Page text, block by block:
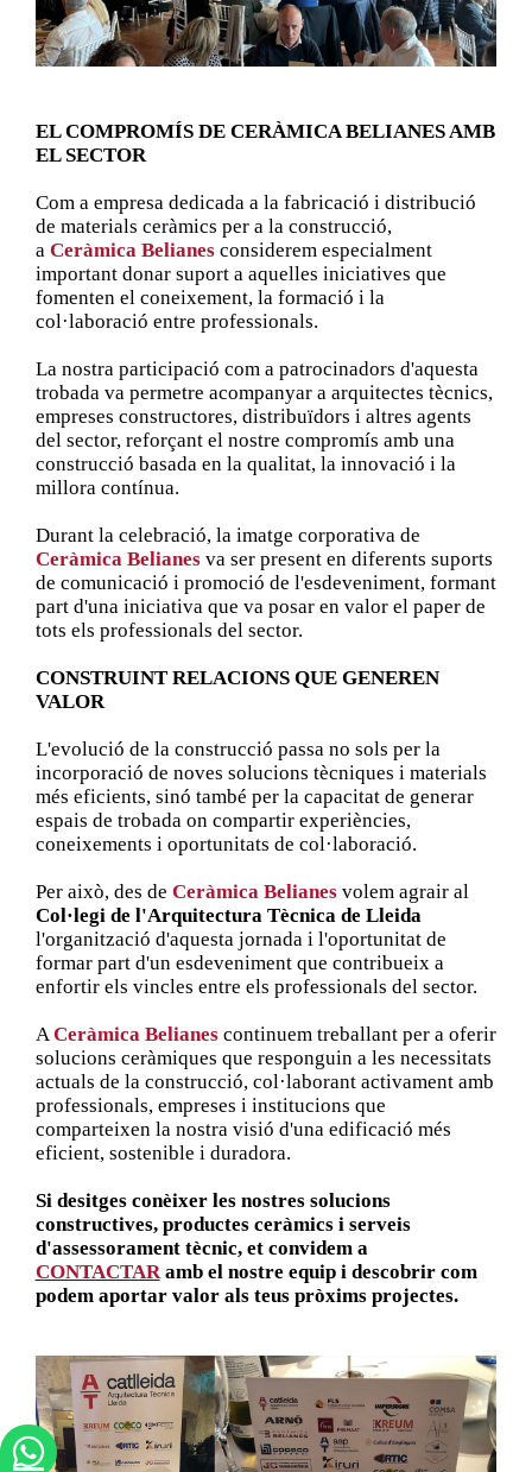
EL COMPROMÍS DE CERÀMICA BELIANES AMB
EL SECTOR
Com a empresa dedicada a la fabricació i distribució
de materials ceràmics per a la construcció,
a Ceràmica Belianesconsiderem especialment
important donar suport a aquelles iniciatives que
fomenten el coneixement, la formació i la
col·laboració entre professionals.
La nostra participació com a patrocinadors d'aquesta
trobada va permetre acompanyar a arquitectes tècnics,
empreses constructores, distribuïdors i altres agents
del sector, reforçant el nostre compromís amb una
construcció basada en la qualitat, la innovació i la
millora contínua.
Durant la celebració, la imatge corporativa de
Ceràmica Belianesva ser present en diferents suports
de comunicació i promoció de l'esdeveniment, formant
part d'una iniciativa que va posar en valor el paper de
tots els professionals del sector.
CONSTRUINT RELACIONS QUE GENEREN
VALOR
L'evolució de la construcció passa no sols per la
incorporació de noves solucions tècniques i materials
més eficients, sinó també per la capacitat de generar
espais de trobada on compartir experiències,
coneixements i oportunitats de col·laboració.
Per això, des de Ceràmica Belianesvolem agrair al
Col·legi de l'Arquitectura Tècnica de Lleida
l'organització d'aquesta jornada i l'oportunitat de
formar part d'un esdeveniment que contribueix a
enfortir els vincles entre els professionals del sector.
ACeràmica Belianescontinuem treballant per a oferir
solucions ceràmiques que responguin a les necessitats
actuals de la construcció, col·laborant activament amb
professionals, empreses i institucions que
comparteixen la nostra visió d'una edificació més
eficient, sostenible i duradora.
Si desitges conèixer les nostres solucions
constructives, productes ceràmics i serveis
d'assessorament tècnic, et convidem a
CONTACTARamb el nostre equip i descobrir com
podem aportar valor als teus pròxims projectes.